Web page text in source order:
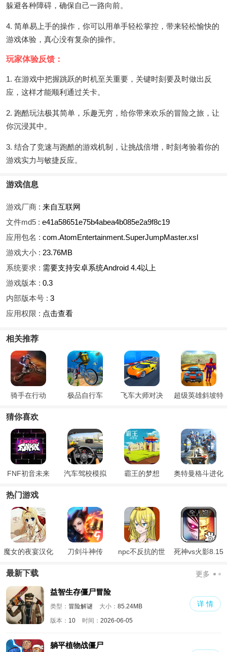
躲避各种障碍，确保自己一路向前。
4. 简单易上手的操作，你可以用单手轻松掌控，带来轻松愉快的
游戏体验，真心没有复杂的操作。
玩家体验反馈：
1. 在游戏中把握跳跃的时机至关重要，关键时刻要及时做出反
应，这样才能顺利通过关卡。
2. 跑酷玩法极其简单，乐趣无穷，给你带来欢乐的冒险之旅，让
你沉浸其中。
3. 结合了竞速与跑酷的游戏机制，让挑战倍增，时刻考验着你的
游戏实力与敏捷反应。
游戏信息
游戏厂商 : 来自互联网
文件md5 : e41a58651e75b4abea4b085e2a9f8c19
应用包名 : com.AtomEntertainment.SuperJumpMaster.xsl
游戏大小 : 23.76MB
系统要求 : 需要支持安卓系统Android 4.4以上
游戏版本 : 0.3
内部版本号 : 3
应用权限 : 点击查看
相关推荐
骑手在行动 极品自行车 飞车大师对决
超级英雄斜坡特
猜你喜欢
FNF初音未来 汽车驾校模拟 霸王的梦想
奥特曼格斗进化
热门游戏
魔女的夜宴汉化
刀剑斗神传
npc不反抗的世
死神vs火影8.15
最新下载 更多
益智生存僵尸冒险
类型： 冒险解谜 大小： 85.24MB
版本： 10 时间： 2026-06-05
详 情
躺平植物战僵尸